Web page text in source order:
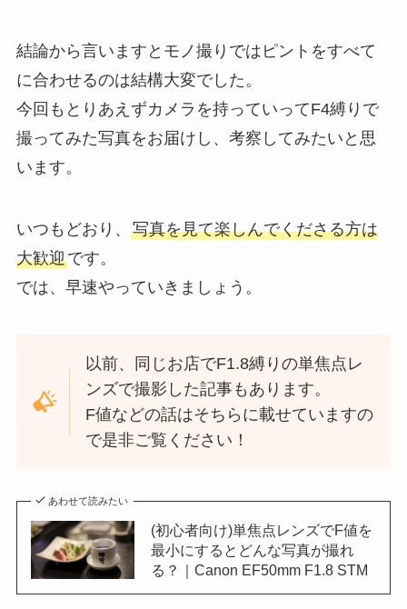
結論から言いますとモノ撮りではピントをすべて
に合わせるのは結構大変でした。
今回もとりあえずカメラを持っていってF4縛りで
撮ってみた写真をお届けし、考察してみたいと思
います。
いつもどおり、 写真を見て楽しんでくださる方は
大歓迎です。
では、早速やっていきましょう。
以前、同じお店でF1.8縛りの単焦点レ
ンズで撮影した記事もあります。
F値などの話はそちらに載せていますの
で是非ご覧ください！
あわせて読みたい
(初心者向け)単焦点レンズでF値を
最小にするとどんな写真が撮れ
る？｜Canon EF50mm F1.8 STM